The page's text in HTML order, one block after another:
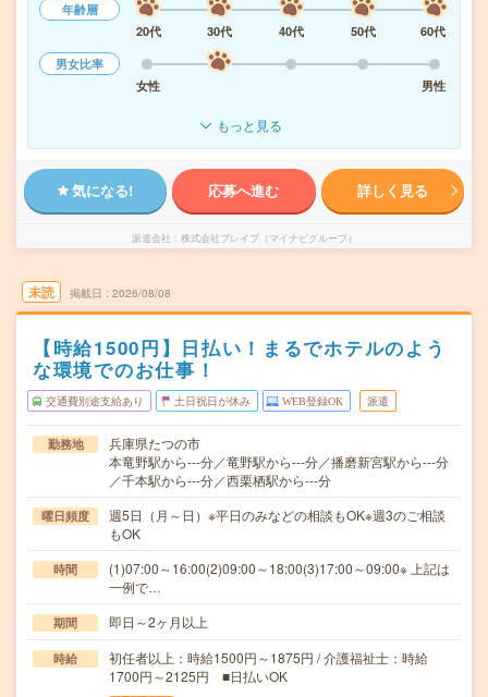
年齢層
20代
30代 40代 50代
60代
男女比率
女性
男性
もっと見る
気になる! 応募へ進む 詳しく見る
派遣会社 株式会社ブレイブ（マイナビグループ）
未読 掲載日 2026/08/08
【時給1500円】日払い！まるでホテルのよう
な環境でのお仕事！
交通費別途支給あり 土日祝日が休み WEB登録OK 派遣
勤務地
兵庫県たつの市
本竜野駅から---分／竜野駅から---分／播磨新宮駅から---分
／千本駅から---分／西栗栖駅から---分
曜日頻度
週5日（月～日）※平日のみなどの相談もOK※週3のご相談
もOK
時間
(1)07:00～16:00(2)09:00～18:00(3)17:00～09:00※ 上記は
一例で…
期間 即日～2ヶ月以上
時給
初任者以上：時給1500円～1875円 / 介護福祉士：時給
1700円～2125円 ■日払いOK